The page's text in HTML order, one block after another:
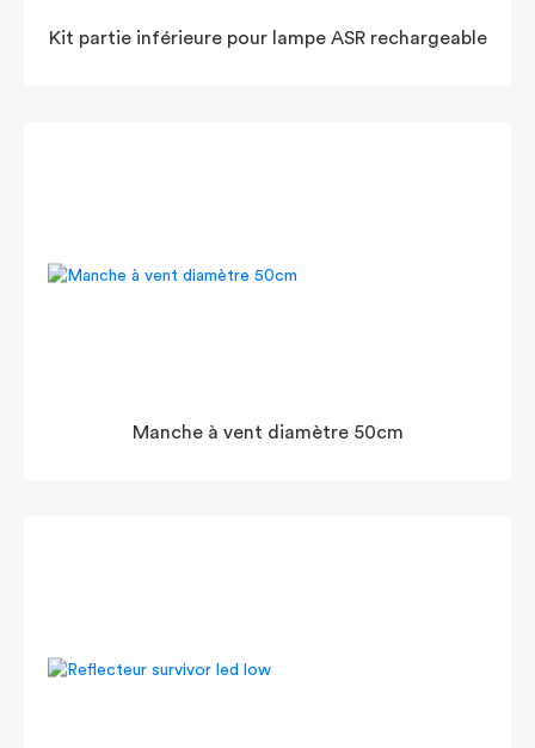
Kit partie inférieure pour lampe ASR rechargeable
Manche à vent diamètre 50cm